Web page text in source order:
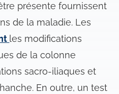
présente fournissent
de la maladie. Les
les modifications
de la colonne
sacro-iliaques et
En outre, un test